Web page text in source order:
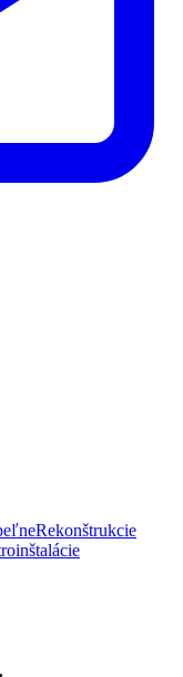
Rekonštrukcie